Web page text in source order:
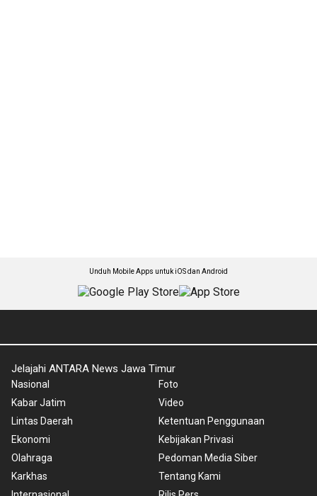
Unduh Mobile Apps untuk iOS dan Android
Jelajahi ANTARA News Jawa Timur
Nasional
Kabar Jatim
Lintas Daerah
Ekonomi
Olahraga
Karkhas
Foto
Video
Ketentuan Penggunaan
Kebijakan Privasi
Pedoman Media Siber
Tentang Kami